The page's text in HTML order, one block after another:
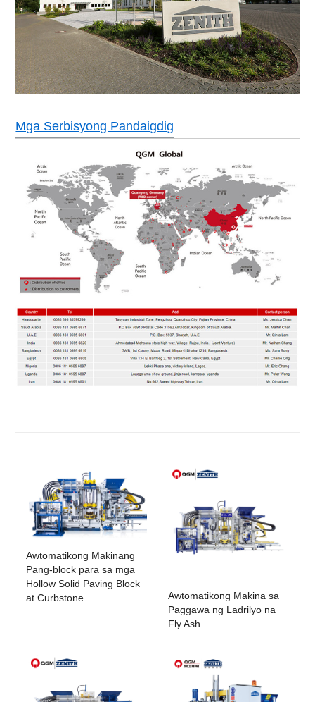
Mga Serbisyong Pandaigdig
Awtomatikong Makinang
Pang-block para sa mga
Hollow Solid Paving Block
at Curbstone
Awtomatikong Makina sa
Paggawa ng Ladrilyo na
Fly Ash